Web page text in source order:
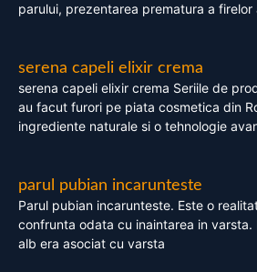
parului, prezentarea prematura a firelor
serena capeli elixir crema
serena capeli elixir crema Seriile de
au facut furori pe piata cosmetica din
ingrediente naturale si o tehnologie
parul pubian incarunteste
Parul pubian incarunteste. Este o
confrunta odata cu inaintarea in
alb era asociat cu varsta